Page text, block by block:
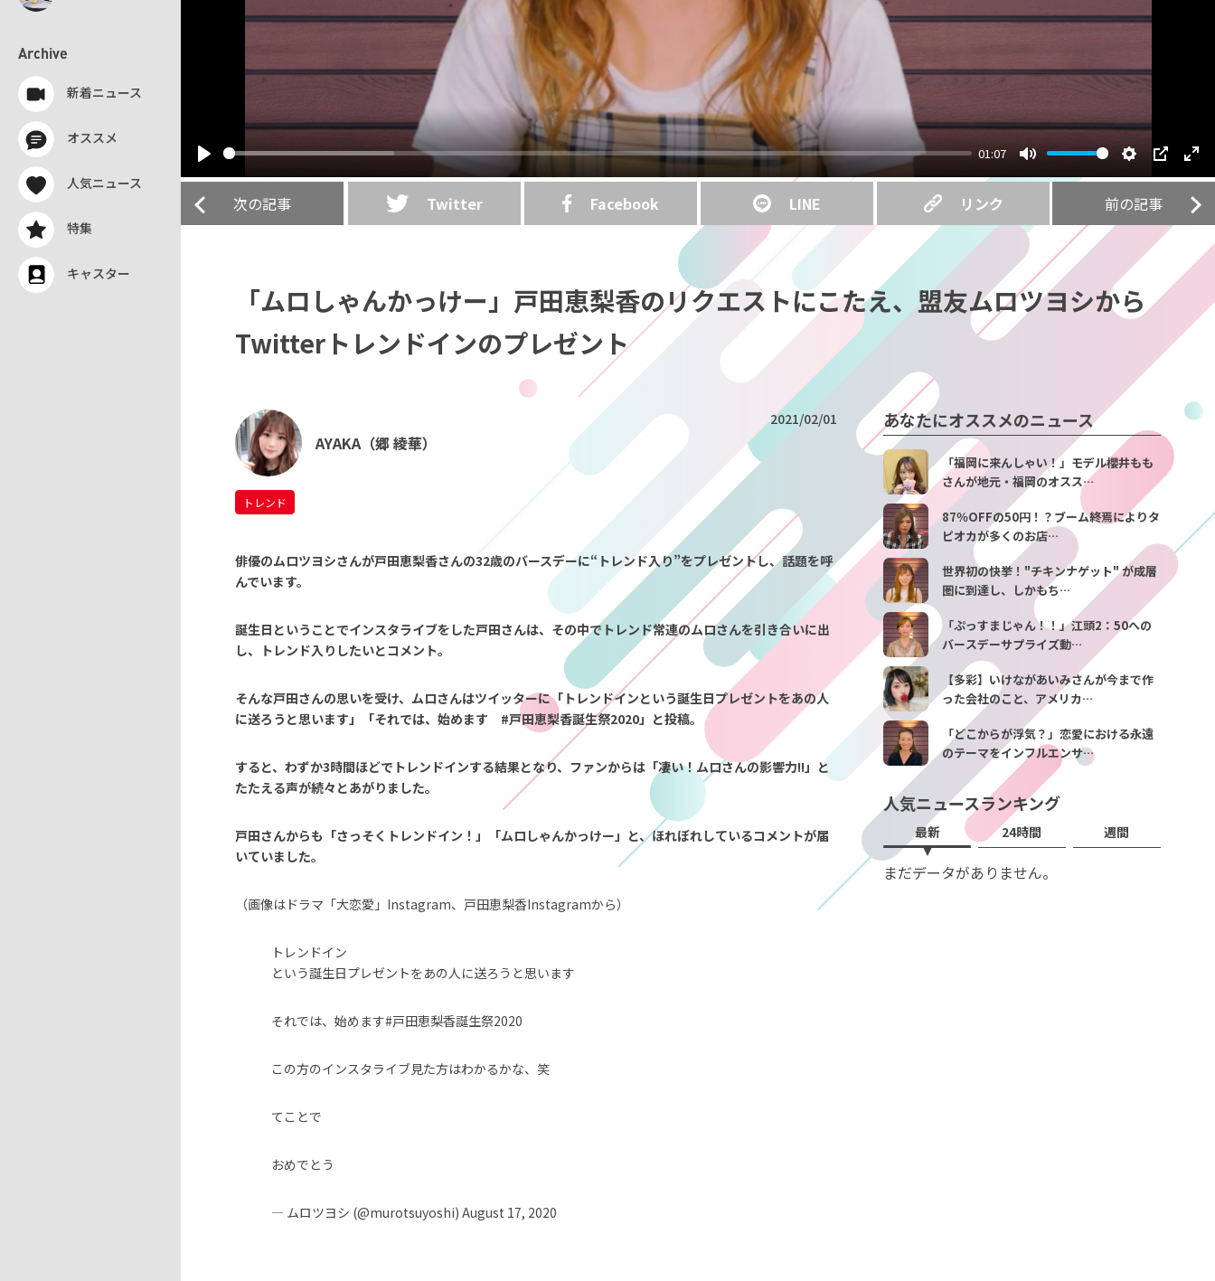
Archive
新着ニュース
オススメ
人気ニュース
特集
キャスター
Play
01:07
Mute Settings
PIP
Twitter Facebook LINE リンク
次の記事 前の記事
「ムロしゃんかっけー」戸田恵梨香のリクエストにこたえ、盟友ムロツヨシから
Twitterトレンドインのプレゼント
AYAKA（郷 綾華）
2021/02/01
トレンド
俳優のムロツヨシさんが戸田恵梨香さんの32歳のバースデーに“ トレンド入り”をプレゼントし、話題を呼
んでいます。
誕生日ということでインスタライブをした戸田さんは、 その中でトレンド常連のムロさんを引き合いに出
し、トレンド入りしたいとコメント。
そんな戸田さんの思いを受け、ムロさんはツイッターに「トレンドインという誕生日プレゼントをあの人
に送ろうと思います」
「それでは、始めます #戸田恵梨香誕生祭2020」と投稿。
すると、わずか3時間ほどでトレンドインする結果となり、 ファンからは「凄い！ムロさんの影響力!!」と
たたえる声が続々とあがりました。
戸田さんからも 「さっそくトレンドイン！」「ムロしゃんかっけー」と、ほれぼれしているコメントが届
いていました。
（画像は ドラマ「大恋愛」Instagram、 戸田恵梨香Instagramから）
トレンドイン
という誕生日プレゼントをあの人に送ろうと思います
それでは、始めます#戸田恵梨香誕生祭2020
この方のインスタライブ見た方はわかるかな、笑
てことで
おめでとう
— ムロツヨシ (@murotsuyoshi) August 17, 2020
あなたにオススメのニュース
「福岡に来んしゃい！」モデル櫻井もも
さんが地元・福岡のオスス…
87％OFFの50円！？ブーム終焉によりタ
ピオカが多くのお店…
世界初の快挙！"チキンナゲット" が成層
圏に到達し、しかもち…
「ぷっすまじゃん！！」江頭2：50への
バースデーサプライズ動…
【多彩】いけながあいみさんが今まで作
った会社のこと、アメリカ…
「どこからが浮気？」恋愛における永遠
のテーマをインフルエンサ…
人気ニュースランキング
最新 24時間 週間
まだデータがありません。